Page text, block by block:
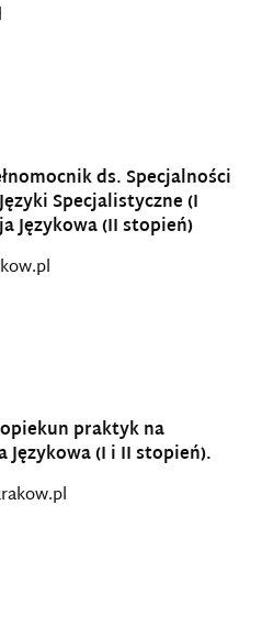
ds. Specjalności
Specjalistyczne (I
Językowa (II stopień)
opiekun praktyk na
(I i II stopień).